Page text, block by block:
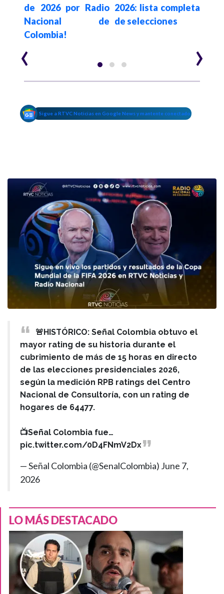
de 2026 por Radio
Nacional de
Colombia!
2026: lista completa
de selecciones
‹ ›
Sigue a RTVC Noticias en Google News y mantente conectado
🚨HISTÓRICO: Señal Colombia obtuvo el
mayor rating de su historia durante el
cubrimiento de más de 15 horas en directo
de las elecciones presidenciales 2026,
según la medición RPB ratings del Centro
Nacional de Consultoría, con un rating de
hogares de 64477.
📺Señal Colombia fue…
pic.twitter.com/0D4FNmV2Dx
— Señal Colombia (@SenalColombia) June 7,
2026
LO MÁS DESTACADO